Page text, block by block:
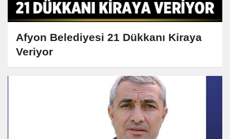
Afyon Belediyesi 21 Dükkanı Kiraya
Veriyor